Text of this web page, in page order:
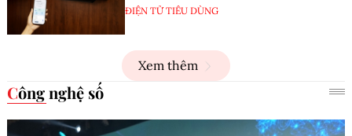
ĐIỆN TỬ TIÊU DÙNG
Xem thêm
Công nghệ số